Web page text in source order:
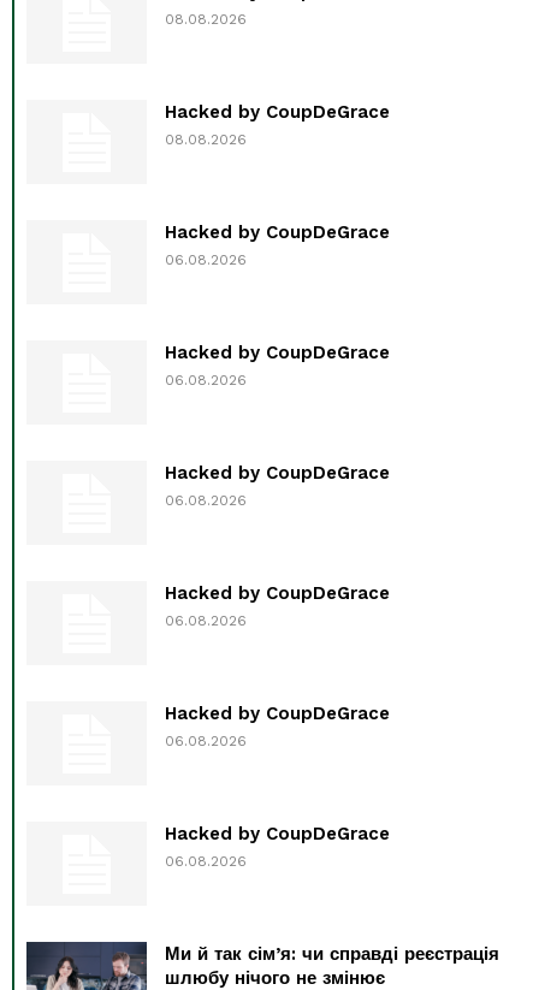
08.08.2026
Hacked by CoupDeGrace
08.08.2026
Hacked by CoupDeGrace
06.08.2026
Hacked by CoupDeGrace
06.08.2026
Hacked by CoupDeGrace
06.08.2026
Hacked by CoupDeGrace
06.08.2026
Hacked by CoupDeGrace
06.08.2026
Hacked by CoupDeGrace
06.08.2026
Ми й так сім’я: чи справді реєстрація
шлюбу нічого не змінює